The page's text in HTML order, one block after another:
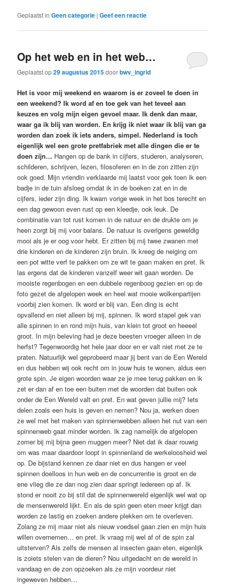
Geplaatst in Geen categorie |Geef een reactie
Op het web en in het web…
Geplaatst op29 augustus 2015doorbwv_ingrid
Het is voor mij weekend en waarom is er zoveel te doen in
een weekend? Ik word af en toe gek van het teveel aan
keuzes en volg mijn eigen gevoel maar. Ik denk dan maar,
waar ga ik blij van worden. En krijg ik niet waar ik blij van ga
worden dan zoek ik iets anders, simpel. Nederland is toch
eigenlijk wel een grote pretfabriek met alle dingen die er te
doen zijn… Hangen op de bank in cijfers, studeren, analyseren,
schilderen, schrijven, lezen, filosoferen en in de zon zitten zijn
ook goed. Mijn vriendin verklaarde mij laatst voor gek toen ik een
badje in de tuin afsloeg omdat ik in de boeken zat en in de
cijfers, ieder zijn ding. Ik kwam vorige week in het bos terecht en
een dag gewoon even rust op een kleedje, ook leuk. De
combinatie van tot rust komen in de natuur en de drukte om je
heen zorgt bij mij voor balans. De natuur is overigens geweldig
mooi als je er oog voor hebt. Er zitten bij mij twee zwanen met
drie kinderen en de kinderen zijn bruin. Ik kreeg de neiging om
een pot witte verf te pakken om ze wit te gaan maken en pret. Ik
las ergens dat de kinderen vanzelf weer wit gaan worden. De
mooiste regenbogen en een dubbele regenboog gezien en op de
foto gezet de afgelopen week en heel wat mooie wolkenpartijen
voorbij zien komen. Ik word er blij van. Een ding is echt
opvallend en niet alleen bij mij, spinnen. Ik word stapel gek van
alle spinnen in en rond mijn huis, van klein tot groot en heeeel
groot. In mijn beleving had je deze beesten vroeger alleen in de
herfst? Tegenwoordig het hele jaar door en er valt niet met ze te
praten. Natuurlijk wel geprobeerd maar jij bent van de Een Wereld
en dus hebben wij ook recht om in jouw huis te wonen, aldus een
grote spin. Je eigen woorden waar ze je mee terug pakken en ik
zet er dan af en toe een buiten met de woorden dat buiten ook
onder de Een Wereld valt en pret. En wat geven jullie mij? Iets
delen zoals een huis is geven en nemen? Nou ja, werken doen
ze wel met het maken van spinnenwebben alleen het nut van een
spinnenweb gaat minder worden. Ik zag namelijk de afgelopen
zomer bij mij bijna geen muggen meer? Niet dat ik daar rouwig
om was maar daardoor loopt in spinnenland de werkeloosheid wel
op. De bijstand kennen ze daar niet en dus hangen er veel
spinnen doelloos in hun web en de concurrentie is groot en de
ene vlieg die ze dan nog zien daar springt iedereen op af. Ik
stond er nooit zo bij stil dat de spinnenwereld eigenlijk wel wat op
de mensenwereld lijkt. En als de spin geen eten meer krijgt dan
worden ze lastig en zoeken andere plekken om te overleven.
Zolang ze mij maar niet als nieuw voedsel gaan zien en mijn huis
willen overnemen… en pret. Ik vraag mij wel af of de spin zal
uitsterven? Als zelfs de mensen al insecten gaan eten, eigenlijk
is zoiets stelen van de dieren? Nou uitgedacht en de wereld in
vandaag en de zon opzoeken als ze mijn voordeur niet
ingeweven hebben…